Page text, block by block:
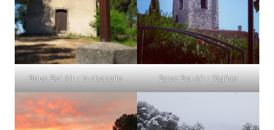
Bouc Bel Air : la chapelle Bouc Bel Air : l’église